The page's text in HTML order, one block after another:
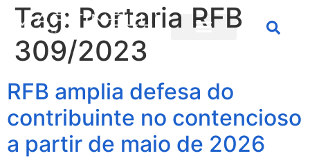
Tag: Portaria RFB
309/2023
RFB amplia defesa do
contribuinte no contencioso
a partir de maio de 2026